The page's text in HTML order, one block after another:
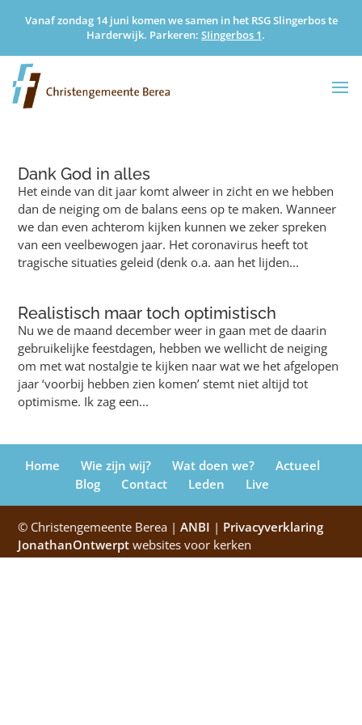
Vanaf zondag 14 juni komen we samen in het RSG Slingerbos te
Harderwijk. Parkeren: SIingerbos 1.
Dank God in alles
Het einde van dit jaar komt alweer in zicht en we hebben
dan de neiging om de balans eens op te maken. Wanneer
we dan even achterom kijken kunnen we zeker spreken
van een veelbewogen jaar. Het coronavirus heeft tot
tragische situaties geleid (denk o.a. aan het lijden...
Realistisch maar toch optimistisch
Nu we de maand december weer in gaan met de daarin
gebruikelijke feestdagen, hebben we wellicht de neiging
om met wat nostalgie te kijken naar wat we het afgelopen
jaar ‘voorbij hebben zien komen’ stemt niet altijd tot
optimisme. Ik zag een...
Home Wie zijn wij? Wat doen we?
Actueel
Blog
Contact Leden Live
© Christengemeente Berea |ANBI | Privacyverklaring
JonathanOntwerptwebsites voor kerken